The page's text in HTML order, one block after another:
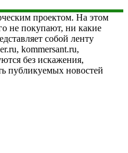
проектом. На этом
не покупают, ни какие
собой ленту
kommersant.ru,
без искажения,
публикуемых новостей